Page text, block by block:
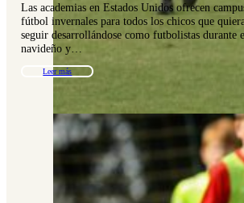
Las academias en Estados Unidos ofrecen
fútbol invernales para todos los chicos que
seguir desarrollándose como futbolistas durante
navideño y…
Leer más